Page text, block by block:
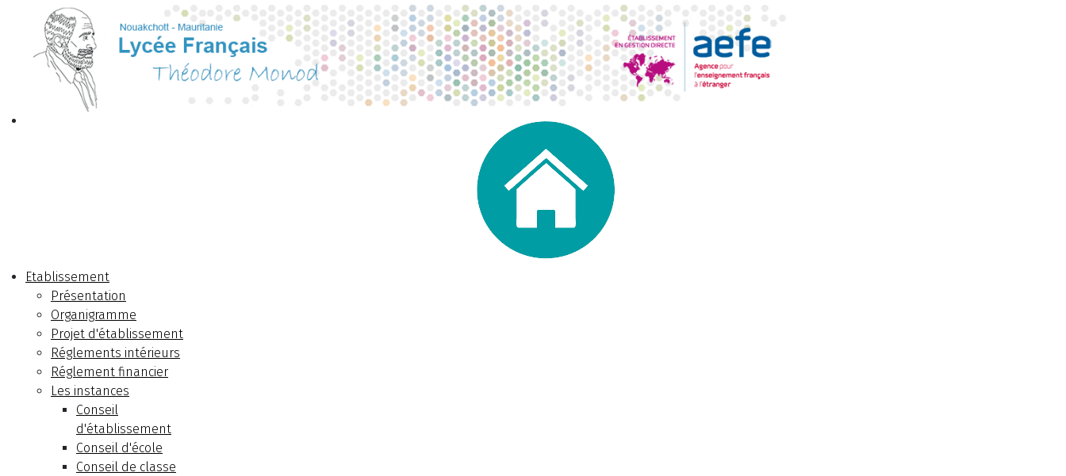
Etablissement
Présentation
Organigramme
Projet d'établissement
Réglements intérieurs
Réglement financier
Les instances
Conseil
d'établissement
Conseil d'école
Conseil de classe